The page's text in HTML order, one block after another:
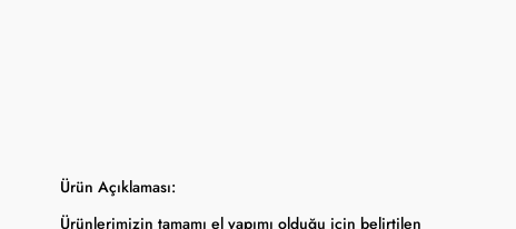
Ürün Açıklaması:
Ürünlerimizin tamamı el yapımı olduğu için belirtilen